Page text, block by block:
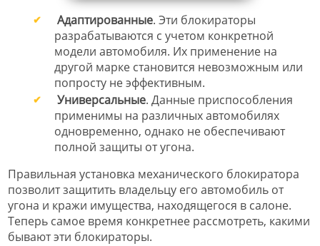
Адаптированные. Эти блокираторы
разрабатываются с учетом конкретной
модели автомобиля. Их применение на
другой марке становится невозможным или
попросту не эффективным.
Универсальные. Данные приспособления
применимы на различных автомобилях
одновременно, однако не обеспечивают
полной защиты от угона.
Правильная установка механического блокиратора
позволит защитить владельцу его автомобиль от
угона и кражи имущества, находящегося в салоне.
Теперь самое время конкретнее рассмотреть, какими
бывают эти блокираторы.